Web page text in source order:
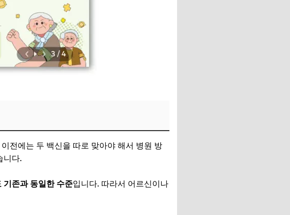
이전에는 두 백신을 따로 맞아야 해서 병원 방
니다.
기존과 동일한 수준입니다. 따라서 어르신이나